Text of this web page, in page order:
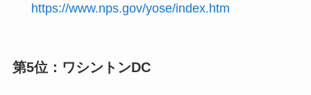
https://www.nps.gov/yose/index.htm
第5位：ワシントンDC